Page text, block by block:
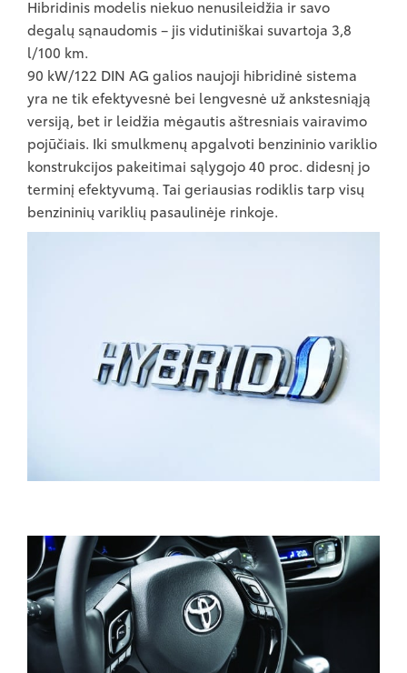
Hibridinis modelis niekuo nenusileidžia ir savo
degalų sąnaudomis – jis vidutiniškai suvartoja 3,8
l/100 km.
90 kW/122 DIN AG galios naujoji hibridinė sistema
yra ne tik efektyvesnė bei lengvesnė už ankstesniąją
versiją, bet ir leidžia mėgautis aštresniais vairavimo
pojūčiais. Iki smulkmenų apgalvoti benzininio variklio
konstrukcijos pakeitimai sąlygojo 40 proc. didesnį jo
terminį efektyvumą. Tai geriausias rodiklis tarp visų
benzininių variklių pasaulinėje rinkoje.